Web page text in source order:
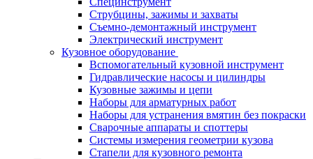
Струбцины, зажимы и захваты
Съемно-демонтажный инструмент
Электрический инструмент
Кузовное оборудование
Вспомогательный кузовной инструмент
Гидравлические насосы и цилиндры
Кузовные зажимы и цепи
Наборы для арматурных работ
Наборы для устранения вмятин без покраски
Сварочные аппараты и споттеры
Системы измерения геометрии кузова
Стапели для кузовного ремонта